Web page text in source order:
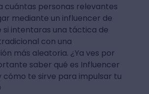
cuántas personas relevantes
mediante un influencer de
si intentaras una táctica de
con una
más aleatoria. ¿Ya ves por
saber qué es Influencer
cómo te sirve para impulsar tu